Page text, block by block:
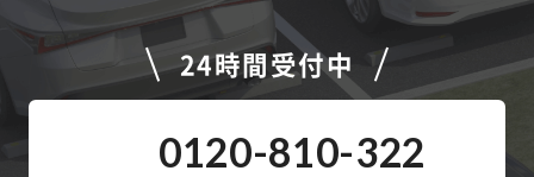
24時間受付中
0120-810-322